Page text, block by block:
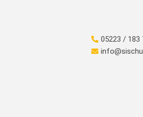
05223 / 183